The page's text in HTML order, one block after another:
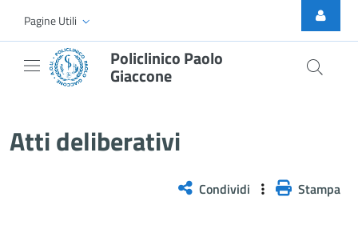
Skip to Main Content
Pagine Utili
Policlinico Paolo
Giaccone
Atti deliberativi
Condividi Stampa